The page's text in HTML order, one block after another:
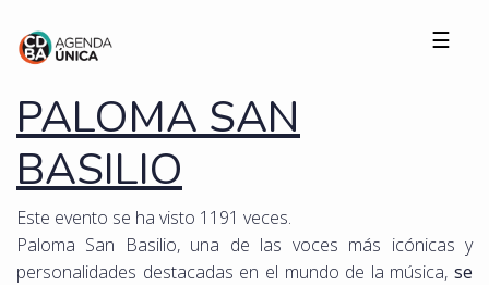
☰
PALOMA SAN
BASILIO
Este evento se ha visto 1191 veces.
Paloma San Basilio, una de las voces más icónicas y
personalidades destacadas en el mundo de la música, se